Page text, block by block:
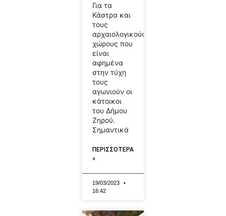
Για τα
Κάστρα και
τους
αρχαιολογικούς
χώρους που
είναι
αφημένα
στην τύχη
τους
αγωνιούν οι
κάτοικοι
του Δήμου
Ζηρού.
Σημαντικά
ΠΕΡΙΣΣΟΤΕΡΑ
»
19/03/2023
16:42